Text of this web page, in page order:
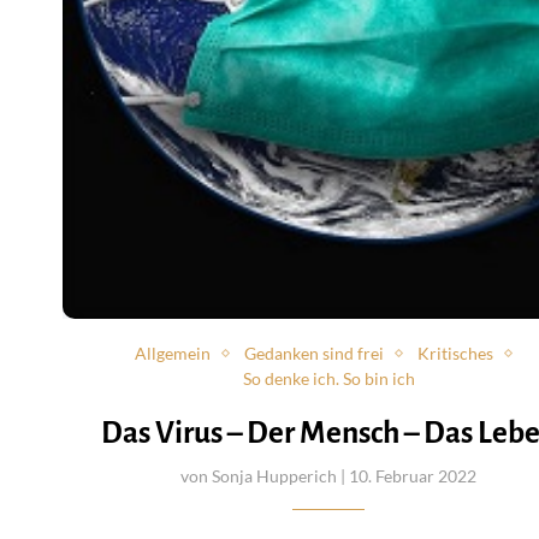
Allgemein Gedanken sind frei
Kritisches
So denke ich. So bin ich
Das Virus – Der Mensch – Das
vonSonja Hupperich | 10. Februar 2022